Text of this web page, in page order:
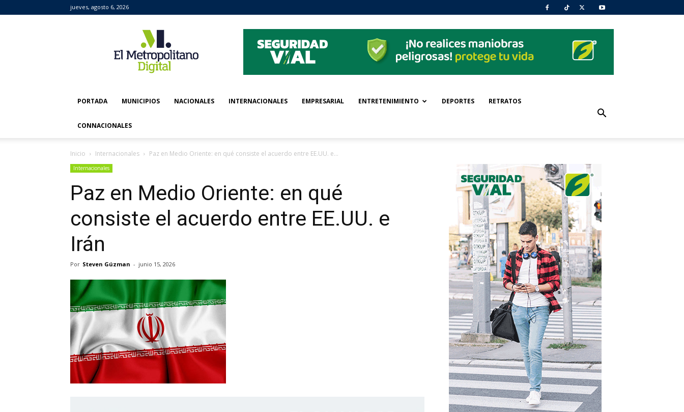
jueves, agosto 6, 2026
Metropolitano
Digital
PORTADA MUNICIPIOS NACIONALES INTERNACIONALES EMPRESARIAL ENTRETENIMIENTO DEPORTES RETRATOS
CONNACIONALES
Inicio Internacionales Paz en Medio Oriente: en qué consiste el acuerdo entre EE.UU. e...
Internacionales
Paz en Medio Oriente: en qué
consiste el acuerdo entre EE.UU. e
Irán
Por Steven Gúzman - junio 15, 2026